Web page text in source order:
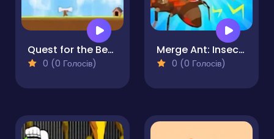
Quest for the Best Bone
0 (0 Голосів)
Merge Ant: Insect Fusion
0 (0 Голосів)